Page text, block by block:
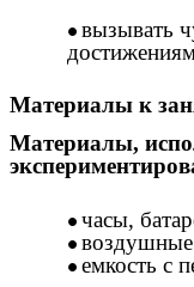
вызывать
Материалы к
Материалы,
часы,
емкость с